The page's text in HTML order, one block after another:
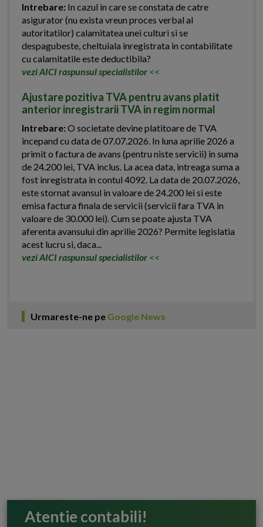
Intrebare: In cazul in care se constata de catre
asigurator (nu exista vreun proces verbal al
autoritatilor) calamitatea unei culturi si se
despagubeste, cheltuiala inregistrata in contabilitate
cu calamitatile este deductibila?
vezi AICI raspunsul specialistilor <<
Ajustare pozitiva TVA pentru avans platit
anterior inregistrarii TVA in regim normal
Intrebare:O societate devine platitoare de TVA
incepand cu data de 07.07.2026. In luna aprilie 2026 a
primit o factura de avans (pentru niste servicii) in suma
de 24.200 lei, TVA inclus. La acea data, intreaga suma a
fost inregistrata in contul 4092. La data de 20.07.2026,
este stornat avansul in valoare de 24.200 lei si este
emisa factura finala de servicii (servicii fara TVA in
valoare de 30.000 lei). Cum se poate ajusta TVA
aferenta avansului din aprilie 2026? Permite legislatia
acest lucru si, daca...
vezi AICI raspunsul specialistilor <<
Urmareste-ne pe Google News
Atentie contabili!